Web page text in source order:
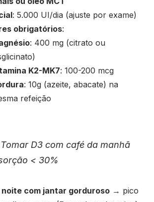
: 5.000 UI/dia (ajuste por exame)
obrigatórios:
: 400 mg (citrato ou
K2-MK7: 100-200 mcg
: 10g (azeite, abacate) na
refeição
D3 com café da manhã
< 30%
noite com jantar gorduroso → pico